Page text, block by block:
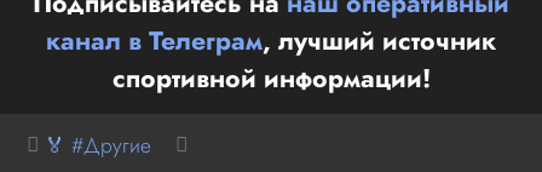
канал в Телеграм, лучший источник
спортивной информации!
🏅 #Другие